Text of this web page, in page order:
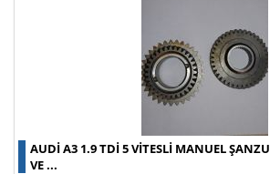
AUDI A3 1.9 TDİ 5 VITESLI MANUEL
VE ...